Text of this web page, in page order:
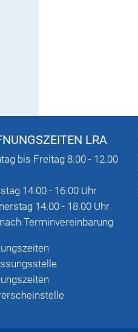
LRA
bis Freitag 8.00 - 12.00
14.00 - 16.00 Uhr
14.00 - 18.00 Uhr
Terminvereinbarung